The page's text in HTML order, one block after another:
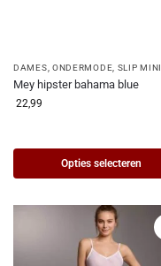
DAMES ONDERMODE SLIP MINI
Mey hipster bahama blue
22,99
Opties selecteren